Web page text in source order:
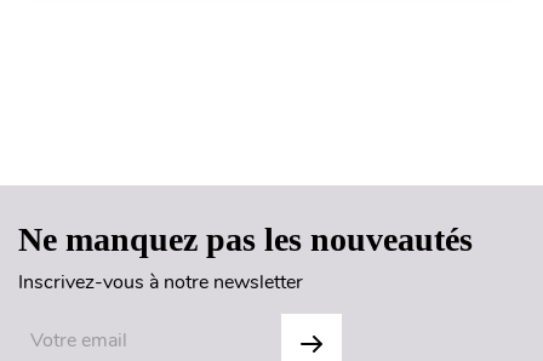
Ne manquez pas les nouveautés
Inscrivez-vous à notre newsletter